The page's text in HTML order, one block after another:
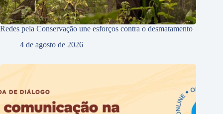
Redes pela Conservação une esforços contra o desmatamento
4 de agosto de 2026